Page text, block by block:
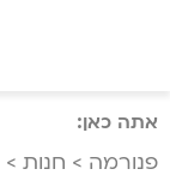
אתה כאן:
פנורמה > חנות >